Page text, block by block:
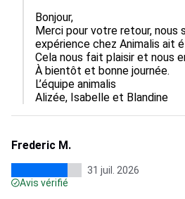
Bonjour,
Merci pour votre retour, nous
expérience chez Animalis ait
Cela nous fait plaisir et nous
À bientôt et bonne journée.
L’équipe animalis
Alizée, Isabelle et Blandine
Frederic M.
31 juil. 2026
Avis vérifié